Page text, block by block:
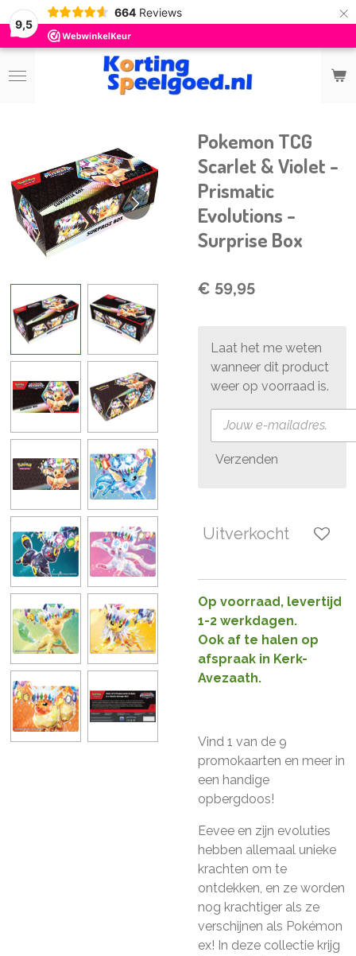
9,5
664 Reviews ×
Pokemon TCG
Scarlet & Violet -
Prismatic
Evolutions -
Surprise Box
€ 59,95
Laat het me weten
wanneer dit product
weer op voorraad is.
Verzenden
Uitverkocht
Op voorraad, levertijd
1-2 werkdagen.
Ook af te halen op
afspraak in Kerk-
Avezaath.
Vind 1 van de 9
promokaarten en meer in
een handige
opbergdoos!
Eevee en zijn evoluties
hebben allemaal unieke
krachten om te
ontdekken, en ze worden
nog krachtiger als ze
verschijnen als Pokémon
ex! In deze collectie krijg